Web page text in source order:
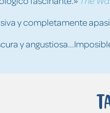
y completamente
y